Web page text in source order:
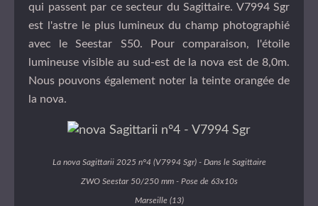
qui passent par ce secteur du Sagittaire. V7994 Sgr
est l'astre le plus lumineux du champ photographié
avec le Seestar S50. Pour comparaison, l'étoile
lumineuse visible au sud-est de la nova est de 8,0m.
Nous pouvons également noter la teinte orangée de
la nova.
La nova Sagittarii 2025 n°4 (V7994 Sgr) - Dans le Sagittaire
ZWO Seestar 50/250 mm - Pose de 63x10s
Marseille (13)